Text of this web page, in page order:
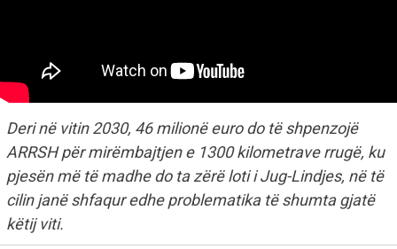
Deri në vitin 2030, 46 milionë euro do të shpenzojë
ARRSH për mirëmbajtjen e 1300 kilometrave rrugë, ku
pjesën më të madhe do ta zërë loti i Jug-Lindjes, në të
cilin janë shfaqur edhe problematika të shumta gjatë
këtij viti.